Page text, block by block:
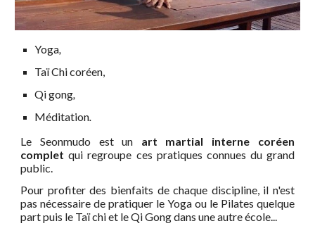
Yoga
Taï Chi coréen,
Qi gong
Méditation
Le Seonmudo est un art martial interne coréen
complet qui regroupe ces pratiques connues du grand
public
Pour profiter des bienfaits de chaque discipline, il n'est
pas nécessaire de pratiquer le Yoga ou le Pilates quelque
part puis le Taï chi et le Qi Gong dans une autre école...